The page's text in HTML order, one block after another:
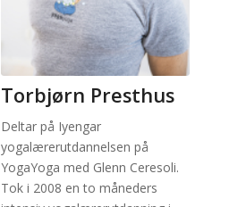
Torbjørn Presthus
Deltar på Iyengar
yogalærerutdannelsen på
YogaYoga med Glenn Ceresoli.
Tok i 2008 en to måneders